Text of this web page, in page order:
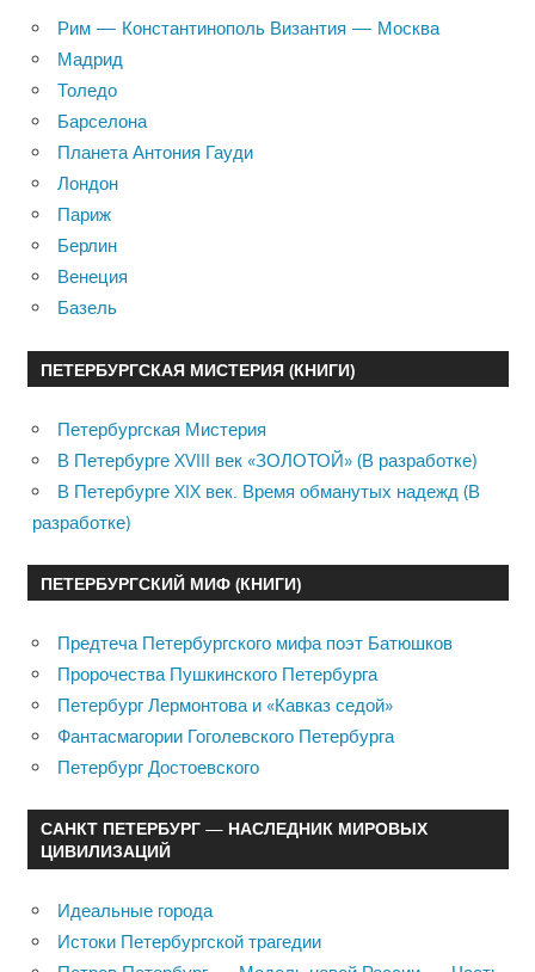
Рим — Константинополь Византия — Москва
Мадрид
Толедо
Барселона
Планета Антония Гауди
Лондон
Париж
Берлин
Венеция
Базель
ПЕТЕРБУРГСКАЯ МИСТЕРИЯ (КНИГИ)
Петербургская Мистерия
В Петербурге XVIII век «ЗОЛОТОЙ» (В разработке)
В Петербурге XIX век. Время обманутых надежд (В
разработке)
ПЕТЕРБУРГСКИЙ МИФ (КНИГИ)
Предтеча Петербургского мифа поэт Батюшков
Пророчества Пушкинского Петербурга
Петербург Лермонтова и «Кавказ седой»
Фантасмагории Гоголевского Петербурга
Петербург Достоевского
САНКТ ПЕТЕРБУРГ — НАСЛЕДНИК МИРОВЫХ
ЦИВИЛИЗАЦИЙ
Идеальные города
Истоки Петербургской трагедии